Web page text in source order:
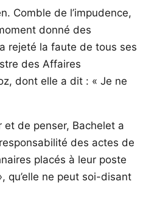
Comble de l’impudence,
donné des
rejeté la faute de tous ses
des Affaires
dont elle a dit : « Je ne
et de penser, Bachelet a
des actes de
placés à leur poste
qu’elle ne peut soi-disant